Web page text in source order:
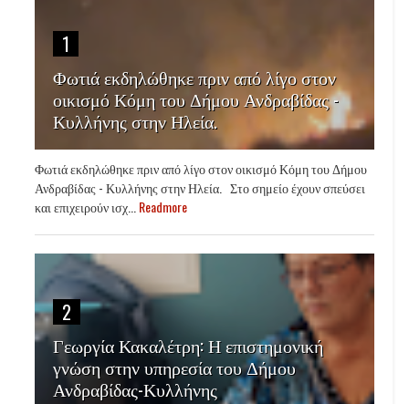
1
Φωτιά εκδηλώθηκε πριν από λίγο στον
οικισμό Κόμη του Δήμου Ανδραβίδας -
Κυλλήνης στην Ηλεία.
Φωτιά εκδηλώθηκε πριν από λίγο στον οικισμό Κόμη του Δήμου
Ανδραβίδας - Κυλλήνης στην Ηλεία. Στο σημείο έχουν σπεύσει
και επιχειρούν ισχ...Readmore
2
Γεωργία Κακαλέτρη: Η επιστημονική
γνώση στην υπηρεσία του Δήμου
Ανδραβίδας-Κυλλήνης